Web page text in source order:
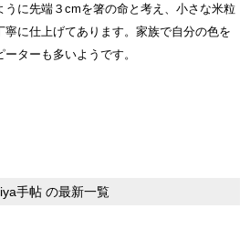
うに先端３cmを箸の命と考え、小さな米粒
に仕上げてあります。家族で自分の色を
ターも多いようです。
手帖 の最新一覧